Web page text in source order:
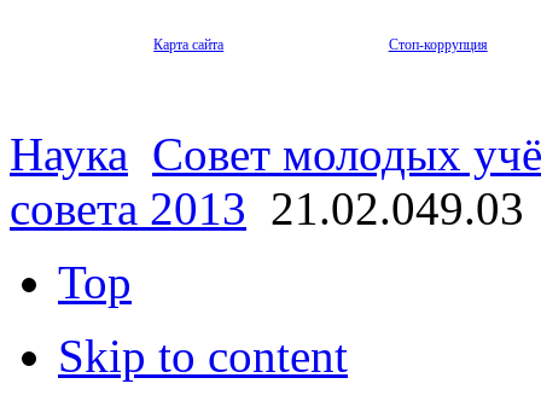
Карта сайта Стоп-коррупция
Наука Совет молодых
совета 2013 21.02.049.03
Top
Skip to content